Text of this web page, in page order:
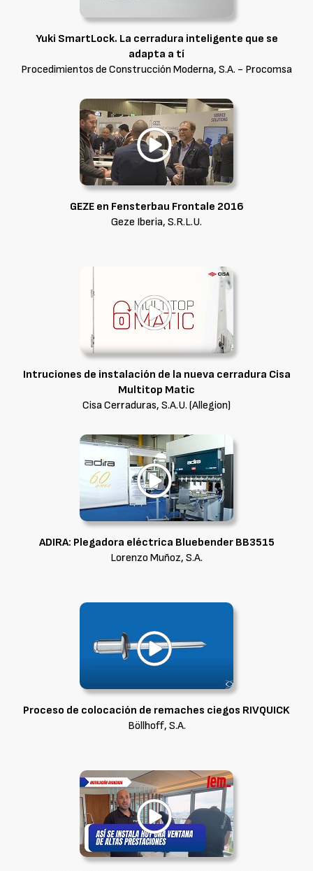
Yuki SmartLock. La cerradura inteligente que se
adapta a tí
Procedimientos de Construcción Moderna, S.A. - Procomsa
GEZE en Fensterbau Frontale 2016
Geze Iberia, S.R.L.U.
Intruciones de instalación de la nueva cerradura Cisa
Multitop Matic
Cisa Cerraduras, S.A.U. (Allegion)
ADIRA: Plegadora eléctrica Bluebender BB3515
Lorenzo Muñoz, S.A.
Proceso de colocación de remaches ciegos RIVQUICK
Böllhoff, S.A.